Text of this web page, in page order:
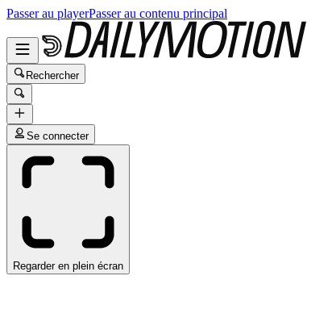
Passer au playerPasser au contenu principal
Rechercher
Se connecter
Regarder en plein écran